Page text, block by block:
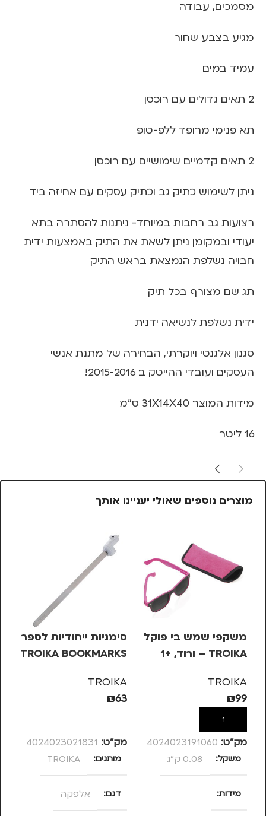
מסמכים, עבודה
מגיע בצבע שחור
עמיד במים
2 תאים גדולים עם רוכסן
תא פנימי מרופד ללפ-טופ
2 תאים קדמיים שימושיים עם רוכסן
ניתן לשימוש כתיק גב וכתיק עסקים עם אחיזה ביד
רצועות גב רחבות במיוחד- ניתנות להסתרה בתא
יעודי ובמקומן ניתן לשאת את התיק באמצעות ידית
חבויה נשלפת הנמצאת בראש התיק
תג שם מצורף בכל תיק
ידית נשלפת לנשיאה ידנית
סגנון אלגנטי ויוקרתי, הבחירה של מתנת אנשי
העסקים ועובדי ההייטק ב 2015-2016!
מידות המוצר 31X14X40 ס"מ
16 ליטר
מוצרים נוספים שאולי יעניינו אותך
משקפי שמש בי פוקל
TROIKA – ורוד, +1
TROIKA
₪99
הוספה לסל
מק”ט: 4024023191060
משקל 0.08 ק"ג
מידות
סימניות ייחודיות לספר
TROIKA BOOKMARKS
TROIKA
₪63
מק”ט: 4024023021831
מותגים TROIKA
דגם אלפקה